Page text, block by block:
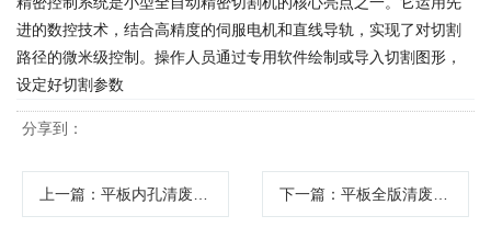
进的数控技术，结合高精度的伺服电机和直线导轨，实现了对切割
路径的微米级控制。操作人员通过专用软件绘制或导入切割图形，
设定好切割参数
分享到：
上一篇 ：平板内孔清废机高效清理解决方案 下一篇 ：平板全版清废机：高效解决印刷后道清废难题